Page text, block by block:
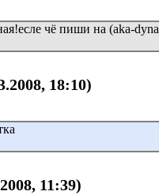
чё пиши на (aka-
18:10)
11:39)